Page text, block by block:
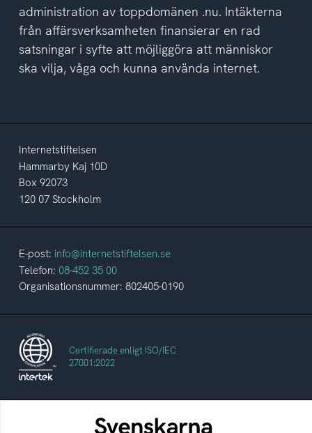
administration av toppdomänen .nu. Intäkterna
från affärsverksamheten finansierar en rad
satsningar i syfte att möjliggöra att människor
ska vilja, våga och kunna använda internet.
Internetstiftelsen
Hammarby Kaj 10D
Box 92073
120 07 Stockholm
E-post: info@internetstiftelsen.se
Telefon: 08-452 35 00
Organisationsnummer: 802405-0190
Certifierade enligt ISO/IEC
27001:2022
Svenskarna och internet